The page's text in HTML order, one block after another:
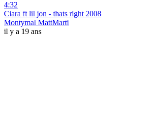
4:32
Ciara ft lil jon - thats right 2008
Montymal MattMarti
il y a 19 ans